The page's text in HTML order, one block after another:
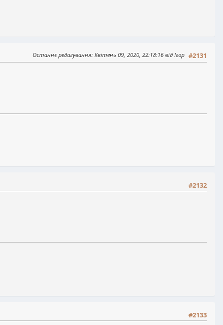
#2131
Останнє редагування: Квітень 09, 2020, 22:18:16 від Ігор
#2132
#2133